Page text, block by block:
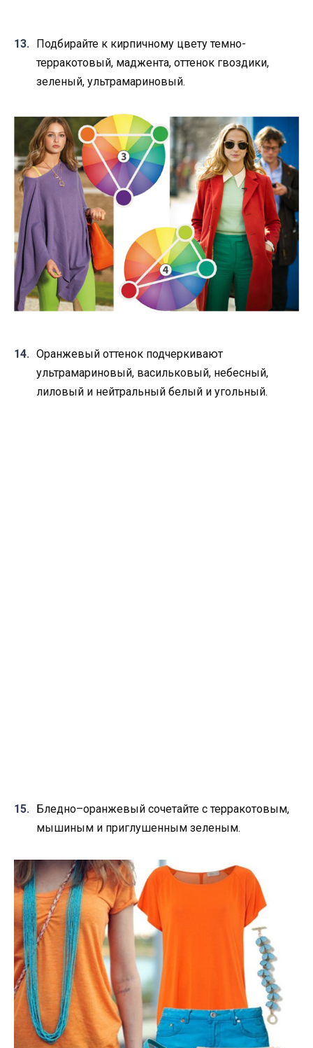
Подбирайте к кирпичному цвету темно-
терракотовый, маджента, оттенок гвоздики,
зеленый, ультрамариновый.
Оранжевый оттенок подчеркивают
ультрамариновый, васильковый, небесный,
лиловый и нейтральный белый и угольный.
Бледно–оранжевый сочетайте с терракотовым,
мышиным и приглушенным зеленым.